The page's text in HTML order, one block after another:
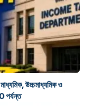
উচ্চমাধ্যমিক ও
পর্যন্ত